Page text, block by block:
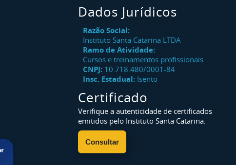
Dados Jurídicos
Razão Social:
Instituto Santa Catarina LTDA
Ramo de Atividade:
Cursos e treinamentos profissionais
CNPJ: 10.718.480/0001-84
Insc. Estadual: Isento
Certificado
Verifique a autenticidade de certificados
emitidos pelo Instituto Santa Catarina.
Consultar